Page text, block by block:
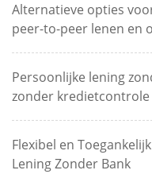
Alternatieve opties
peer-to-peer lenen en
Persoonlijke lening
zonder kredietcontrole
Flexibel en
Lening Zonder Bank